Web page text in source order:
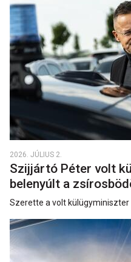
2026. JÚLIUS 2.
Szijjártó Péter volt
belenyúlt a
Szerette a volt külügyminiszter